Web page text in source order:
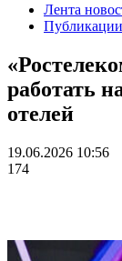
Лента
работать
отелей
19.06.2026 10:56
174